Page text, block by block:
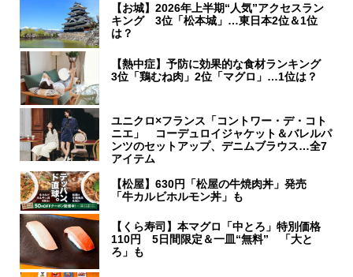
【お城】2026年上半期“人気”アクセスラン
キング 3位「松本城」…東日本2位＆1位
は？
【熱中症】予防に効果的な食材ランキング
3位「鶏むね肉」2位「マグロ」…1位は？
ユニクロ×フランス「コントワー・デ・コト
ニエ」 コーデュロイジャケット＆バレルパ
ンツのセットアップ、デニムブラウス…全7
アイテム
【松屋】630円「松屋の牛焼肉丼」発売
「牛カルビホルモン丼」も
【くら寿司】本マグロ「中とろ」特別価格
110円 5日間限定＆一皿“無料” 「大と
ろ」も